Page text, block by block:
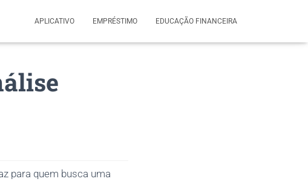
APLICATIVO EMPRÉSTIMO EDUCAÇÃO FINANCEIRA
para quem busca uma